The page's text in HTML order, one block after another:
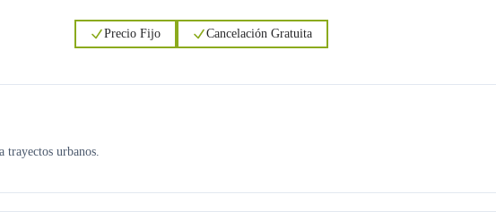
Precio Fijo Cancelación Gratuita
urbanos.